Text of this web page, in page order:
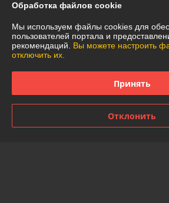
Доставка и оплата
График работы
Политика обработки cookies
Сайт создан на платформе Deal.by
Обработка файлов cookie
Мы используем файлы cookies для
пользователей портала и
рекомендаций. Вы можете настроить
отключить их.
Принять
Отклонить